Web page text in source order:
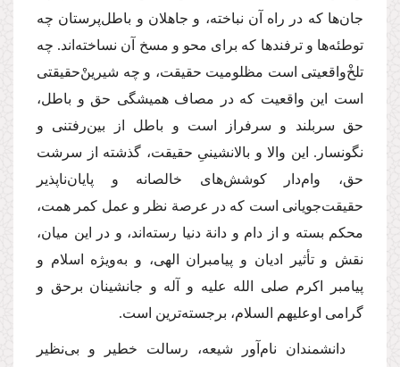
جان‌ها كه در راه آن نباخته، و جاهلان و باطل‌پرستان چه
توطئه‌‌ها و ترفندها كه برای محو و مسخ آن نساخته‌اند. چه
تلخْ‌واقعیتی است مظلومیت حقیقت، و چه شیرینْ‌حقیقتی
است این وا‌‌‌‌قعیت كه در مصاف همیشگی حق و باطل،
حق سربلند و سرفراز است و باطل از بین‌رفتنی و
نگونسار. این والا و بالانشینیِ حقیقت، گذشته از سرشت
حق، وام‌دار كوشش‌های خالصانه و پایان‌ناپذیر
حقیقت‌جویانی است كه در عرصة نظر و عمل كمر همت،
محكم بسته و از دام و دانة دنیا رسته‌اند، و در این میان،
نقش و تأثیر ادیان و پیامبران الهی، و به‌ویژه اسلام و
پیامبر اكرم صلی الله علیه و آله و جانشینان برحق و
گرامی اوعلیهم السلام، برجسته‌ترین است.
دانشمندان نام‌آور شیعه، رسالت خطیر و بی‌نظیر